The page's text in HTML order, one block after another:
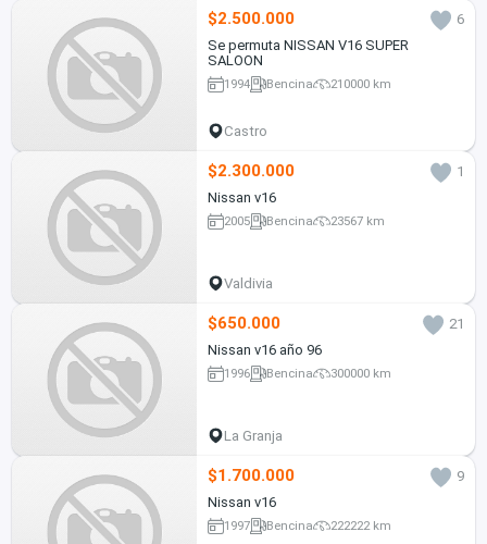
$2.500.000
6
Se permuta NISSAN V16 SUPER
SALOON
1994 Bencina 210000 km
Castro
$2.300.000
1
Nissan v16
2005 Bencina 23567 km
Valdivia
$650.000
21
Nissan v16 año 96
1996 Bencina 300000 km
La Granja
$1.700.000
9
Nissan v16
1997 Bencina 222222 km